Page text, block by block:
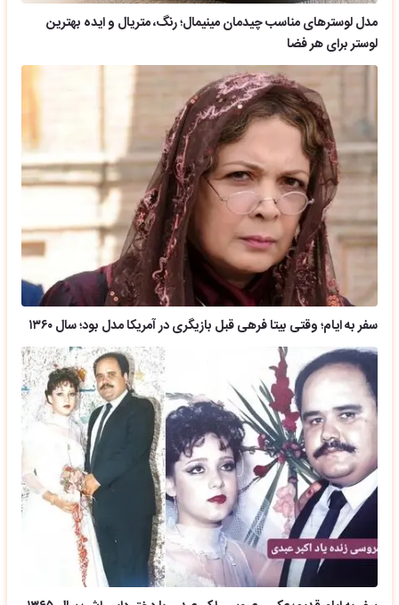
مدل لوسترهای مناسب چیدمان مینیمال؛ رنگ، متریال و ایده بهترین
لوستر برای هر فضا
سفر به ایام؛ وقتی بیتا فرهی قبل بازیگری در آمریکا مدل بود؛ سال ۱۳۶۰